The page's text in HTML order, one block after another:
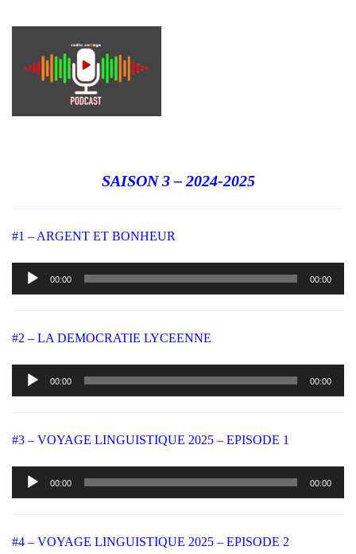
SAISON 3 – 2024-2025
#1 – ARGENT ET BONHEUR
Lecteur
audio
00:00 00:00
#2 – LA DEMOCRATIE LYCEENNE
Lecteur
audio
00:00 00:00
#3 – VOYAGE LINGUISTIQUE 2025 – EPISODE 1
Lecteur
audio
00:00 00:00
#4 – VOYAGE LINGUISTIQUE 2025 – EPISODE 2